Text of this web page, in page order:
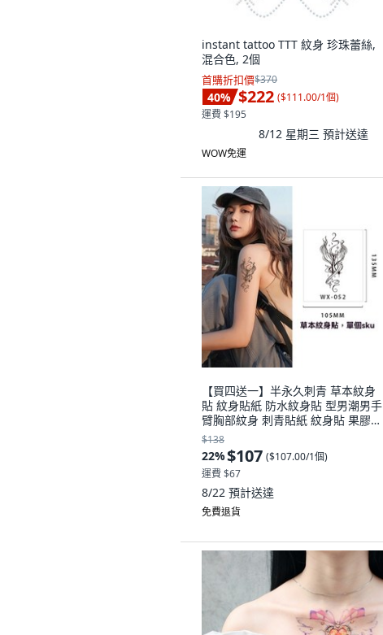
instant tattoo TTT 紋身 珍珠蕾絲,
混合色, 2個
首購折扣價$370
40% $222 ($111.00/1個)
運費 $195
8/12 星期三 預計送達
WOW免運
【買四送一】半永久刺青 草本紋身
貼 紋身貼紙 防水紋身貼 型男潮男手
臂胸部紋身 刺青貼紙 紋身貼 果膠紋
身 刺青貼 逼真, 1個, WX-52
$138
22%$107 ($107.00/1個)
運費 $67
8/22 預計送達
免費退貨